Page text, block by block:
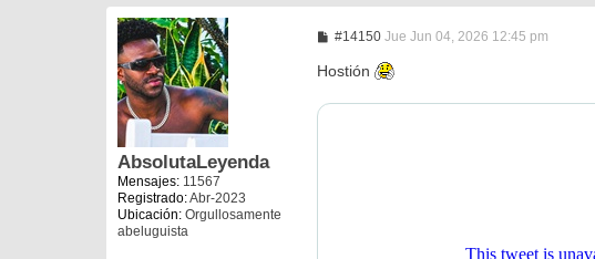
AbsolutaLeyenda
Mensajes: 11567
Registrado:Abr-2023
Ubicación: Orgullosamente
abeluguista
#14150M
n
s
Jue Jun 04, 2026 12:45 pm
Hostión